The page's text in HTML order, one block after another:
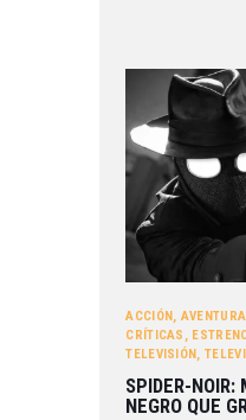
ACCIÓN ,
CRÍTICAS ,
TELEVISIÓN ,
SPIDER-NOIR:
NEGRO QUE